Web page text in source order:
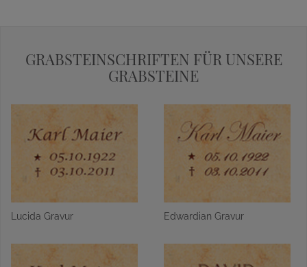
GRABSTEINSCHRIFTEN FÜR UNSERE
GRABSTEINE
Lucida Gravur Edwardian Gravur